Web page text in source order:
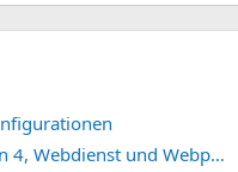
Synology DSM 7.2/7.3, Web Station 4, Webdienst und Webportal erstellen (ehemals vHost)